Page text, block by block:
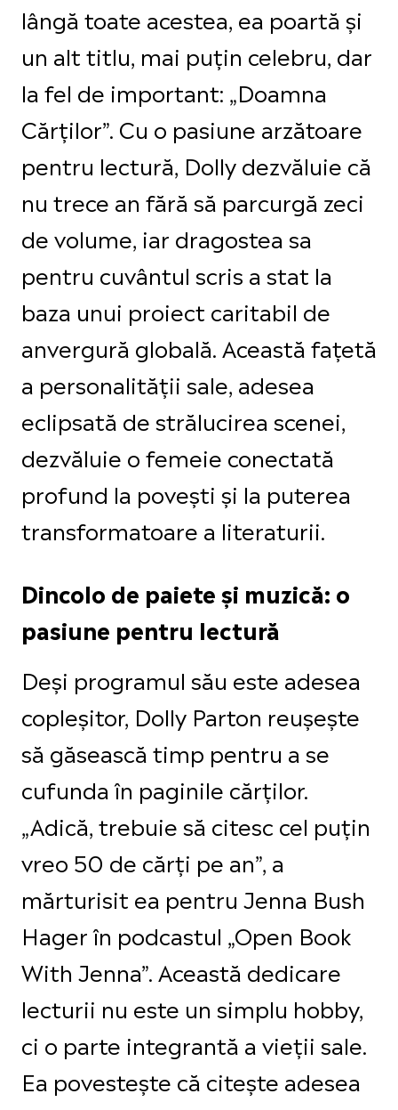
lângă toate acestea, ea poartă și
un alt titlu, mai puțin celebru, dar
la fel de important: „Doamna
Cărților”. Cu o pasiune arzătoare
pentru lectură, Dolly dezvăluie că
nu trece an fără să parcurgă zeci
de volume, iar dragostea sa
pentru cuvântul scris a stat la
baza unui proiect caritabil de
anvergură globală. Această fațetă
a personalității sale, adesea
eclipsată de strălucirea scenei,
dezvăluie o femeie conectată
profund la povești și la puterea
transformatoare a literaturii.
Dincolo de paiete și muzică: o
pasiune pentru lectură
Deși programul său este adesea
copleșitor, Dolly Parton reușește
să găsească timp pentru a se
cufunda în paginile cărților.
„Adică, trebuie să citesc cel puțin
vreo 50 de cărți pe an”, a
mărturisit ea pentru Jenna Bush
Hager în podcastul „Open Book
With Jenna”. Această dedicare
lecturii nu este un simplu hobby,
ci o parte integrantă a vieții sale.
Ea povestește că citește adesea